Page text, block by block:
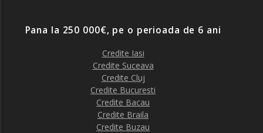
Pana la 250 000€, pe o perioada de 6 ani
Credite Iasi
Credite Suceava
Credite Cluj
Credite Bucuresti
Credite Bacau
Credite Braila
Credite Buzau